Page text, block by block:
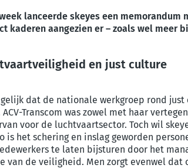
lanceerde skeyes een
kaderen aangezien er – zoals wel
en just culture
dat de nationale werkgroep rond
Transcom was zowel met haar
voor de luchtvaartsector. Toch wil
is het schering en inslag geworden
te laten bijsturen door het
van de veiligheid. Men zorgt evenwel